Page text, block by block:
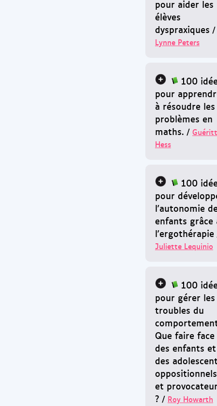
pour aider les
élèves
dyspraxiques /
Lynne Peters
100
pour
à résoudre les
problèmes en
maths. /
Hess
100
pour
l'autonomie
enfants grâce
l'ergothérapie
Juliette Lequinio
100
pour gérer les
troubles du
Que faire
des enfants et
des
oppositionnels
et
? / Roy Howarth